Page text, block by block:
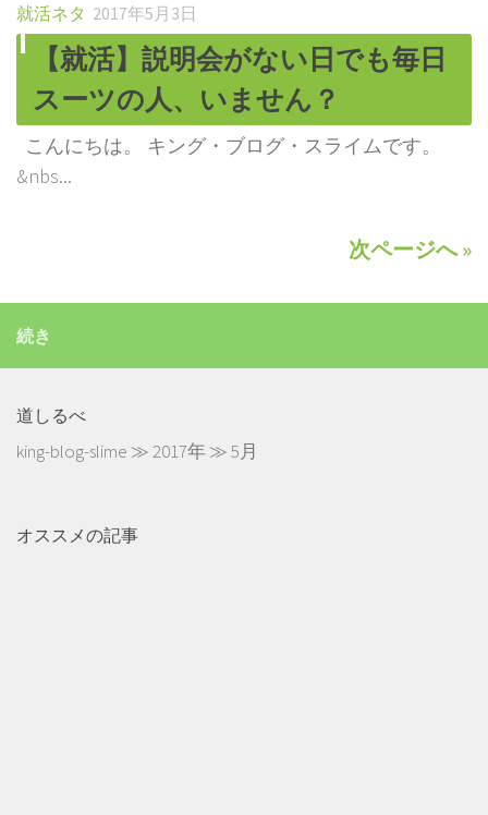
就活ネタ 2017年5月3日
【就活】説明会がない日でも毎日
スーツの人、いません？
こんにちは。 キング・ブログ・スライムです。
&nbs...
次ページへ »
続き
道しるべ
king-blog-slime ≫2017年≫5月
オススメの記事